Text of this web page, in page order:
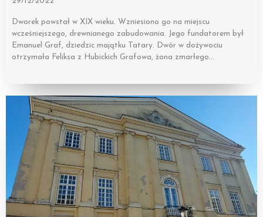
Dworek powstał w XIX wieku. Wzniesiono go na miejscu
wcześniejszego, drewnianego zabudowania. Jego fundatorem był
Emanuel Graf, dziedzic majątku Tatary. Dwór w dożywociu
otrzymała Feliksa z Hubickich Grafowa, żona zmarłego…